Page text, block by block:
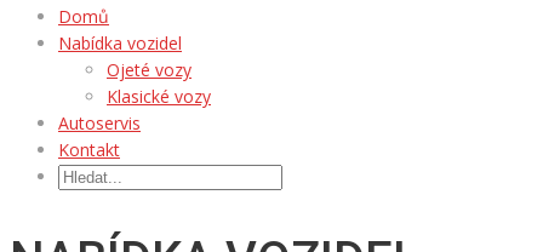
Domů
Nabídka vozidel
Ojeté vozy
Klasické vozy
Autoservis
Kontakt